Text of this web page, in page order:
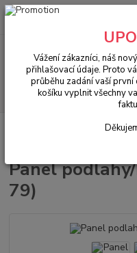
+420 602 330 329
VW Bus Typ 2 (1967 » 79)
Panel
79)
Vážení zákazníci, náš
přihlašovací údaje. Proto
průběhu zadání vaší první
košíku vyplnit všechny